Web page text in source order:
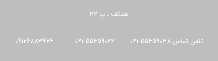
همکف ، پ 32
تلفن تماس:55459038-021 55459022-021 09126883974